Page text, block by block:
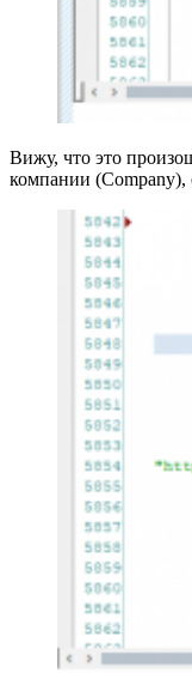
Вижу, что это
компании (Company),